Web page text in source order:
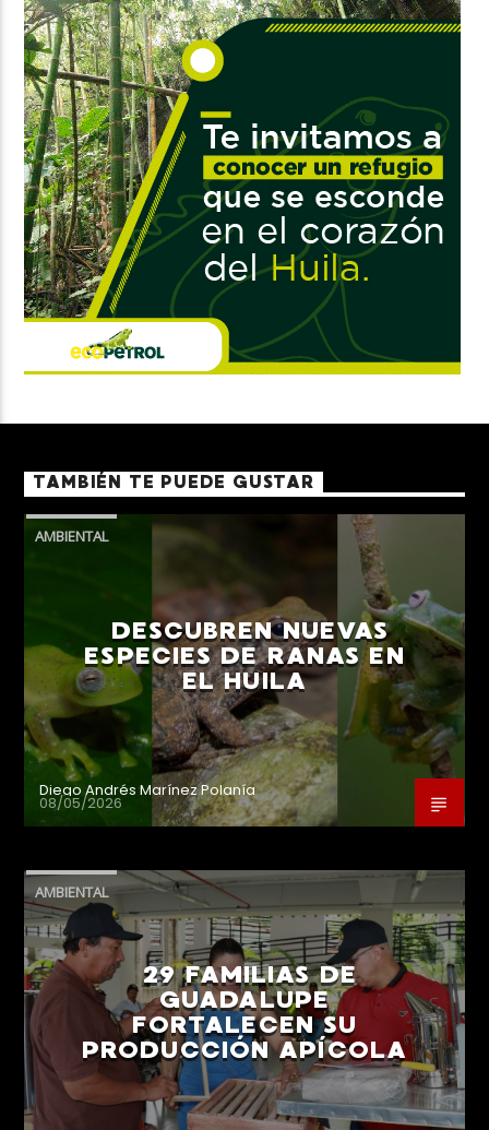
TAMBIÉN TE PUEDE GUSTAR
AMBIENTAL
DESCUBREN NUEVAS
ESPECIES DE RANAS EN
EL HUILA
Diego Andrés Marínez Polanía
08/05/2026
AMBIENTAL
29 FAMILIAS DE
GUADALUPE
FORTALECEN SU
PRODUCCIÓN APÍCOLA